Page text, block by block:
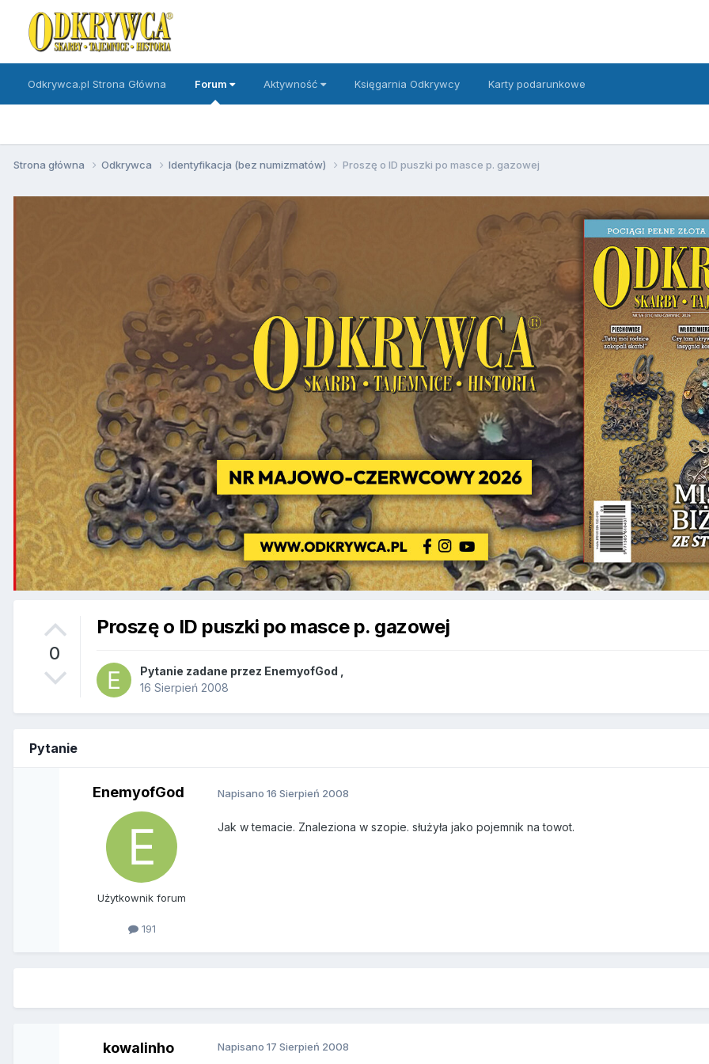
Odkrywca.pl Strona Główna Forum Aktywność Księgarnia Odkrywcy Karty podarunkowe
Strona główna Odkrywca Identyfikacja (bez numizmatów) Proszę o ID puszki po masce p. gazowej
0
Proszę o ID puszki po masce p. gazowej
Pytanie zadane przez EnemyofGod
16 Sierpień 2008
Pytanie
EnemyofGod
Użytkownik forum
191
Napisano16 Sierpień 2008
Jak w temacie. Znaleziona w szopie. służyła jako pojemnik na towot.
kowalinho Napisano17 Sierpień 2008